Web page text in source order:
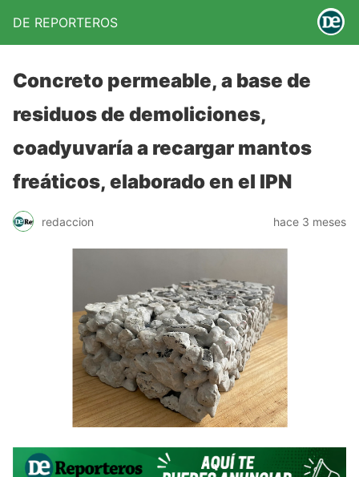
DE REPORTEROS
Concreto permeable, a base de
residuos de demoliciones,
coadyuvaría a recargar mantos
freáticos, elaborado en el IPN
redaccion hace 3 meses